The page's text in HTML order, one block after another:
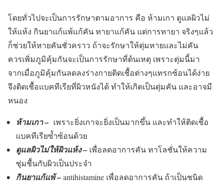
โดยทั่วไปจะเป็นการรักษาตามอาการ คือ ห้ามเกา ดูแลผิวไม่
ให้แห้ง กินยาแก้แพ้แก้คัน ทายาแก้คัน แต่การทายา จริงๆแล้ว
ก็ช่วยให้หายคันชั่วคราว ถ้าจะรักษาให้ตุ่มหายและไม่คัน
ควรเพิ่มภูมิคุ้มกันจะเป็นการรักษาที่ต้นเหตุ เพราะตุ่มนี้มา
จากเมื่อภูมิคุ้มกันลดลงร่างกายติดเชื้อต่างๆแทรกซ้อนได้ง่าย
จึงติดเชื้อแบคทีเรียที่ผิวหนังได้ ทำให้เกิดเป็นตุ่มคัน และอาจมี
หนอง
ห้ามเกา– เพราะยิ่งเกาจะยิ่งเป็นมากขึ้น และทำให้ติดเชื้อ
แบคทีเรียซ้ำซ้อนด้วย
ดูแลผิวไม่ให้ผิวแห้ง– เพื่อลดอาการคัน ทาโลชั่นให้ความ
ชุ่มชื้นกับผิวเป็นประจำ
กินยาแก้แพ้ –antihistamine เพื่อลดอาการคัน ถ้าเป็นชนิด